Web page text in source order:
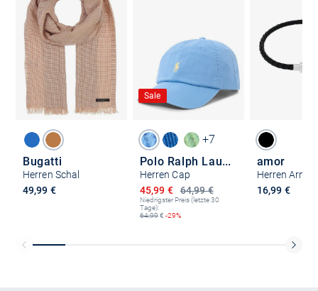
Bugatti
Herren Schal
49,99 €
Sale
+7
Polo Ralph Lauren
Herren Cap
64,99 €
Ermäßigter Preis
45,99 €
Niedrigster Preis (letzte 30
Tage):
64,99€ -29%
amor
Herren
16,99 €